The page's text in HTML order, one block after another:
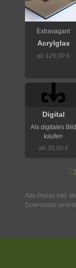
Extravagant
Acrylglas
ab 129,00 €
Digital
Als digitales Bild
kaufen
ab 39,00 €
♡
Alle Preise inkl.
Downloads sind